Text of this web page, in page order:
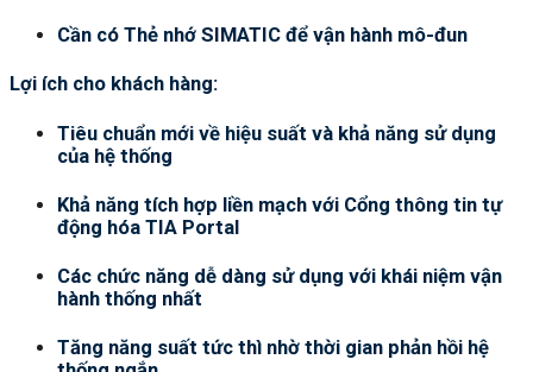
Cần có Thẻ nhớ SIMATIC để vận hành mô-đun
Lợi ích cho khách hàng:
Tiêu chuẩn mới về hiệu suất và khả năng sử dụng
của hệ thống
Khả năng tích hợp liền mạch với Cổng thông tin tự
động hóa TIA Portal
Các chức năng dễ dàng sử dụng với khái niệm vận
hành thống nhất
Tăng năng suất tức thì nhờ thời gian phản hồi hệ